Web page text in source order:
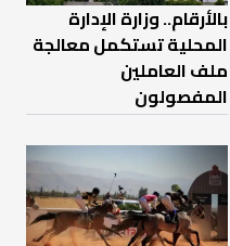
بالأرقام.. وزارة الإدارة
المحلية تستكمل معالجة
ملف العاملين
المفصولون